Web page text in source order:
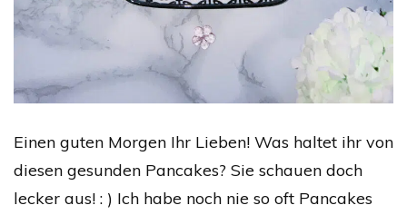
Einen guten Morgen Ihr Lieben! Was haltet ihr von
diesen gesunden Pancakes? Sie schauen doch
lecker aus! : ) Ich habe noch nie so oft Pancakes